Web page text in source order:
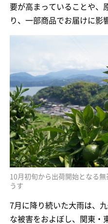
要が高まっていることや、
り、一部商品でお届けに影
10月初旬から出荷開始となる
うす
7月に降り続いた大雨は、
な被害をおよぼし、関東・